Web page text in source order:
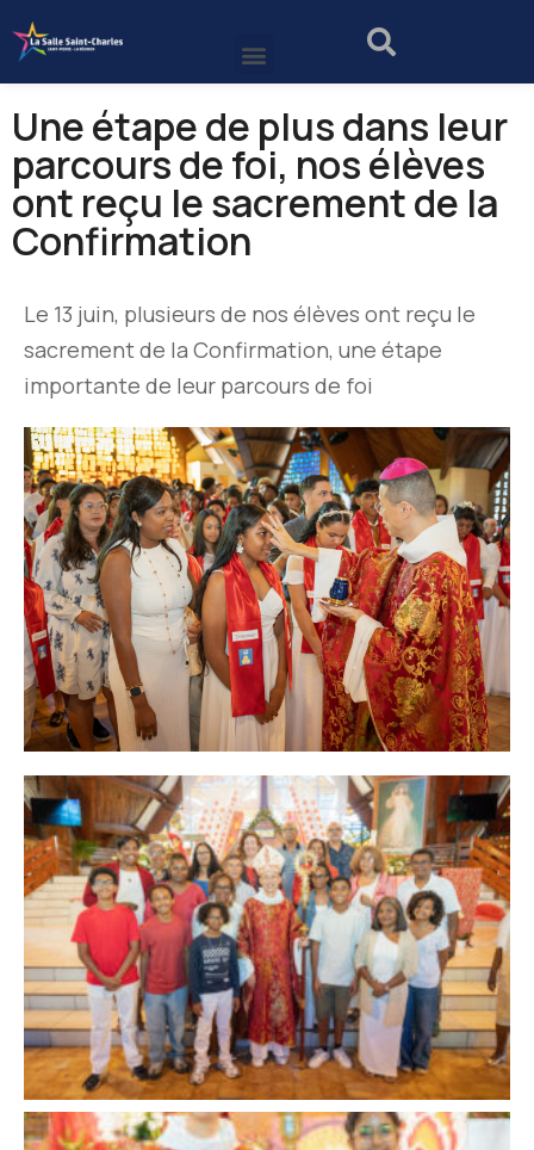
Une étape de plus dans leur
parcours de foi, nos élèves
ont reçu le sacrement de la
Confirmation
Le 13 juin, plusieurs de nos élèves ont reçu le
sacrement de la Confirmation, une étape
importante de leur parcours de foi